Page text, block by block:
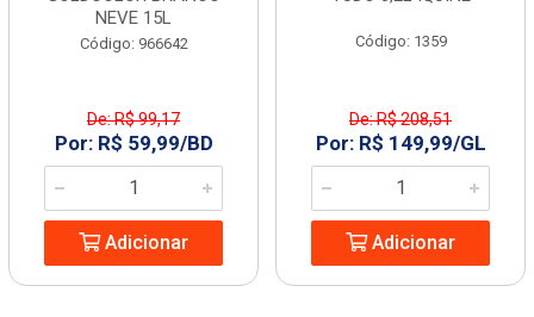
NEVE 15L
Código: 966642
De: R$ 99,17
Por: R$ 59,99/BD
Adicionar
Código: 1359
De: R$ 208,51
Por: R$ 149,99/GL
Adicionar